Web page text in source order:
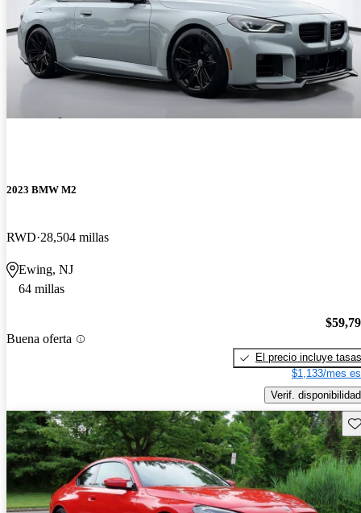
2023 BMW M2
RWD 28,504 millas
Ewing, NJ
64 millas
Buena oferta
El precio incluye tasas
$1,133/mes
Verif. disponibilidad